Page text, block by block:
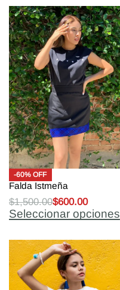
-60% OFF
Falda Istmeña
$1,500.00$600.00
Seleccionar opciones